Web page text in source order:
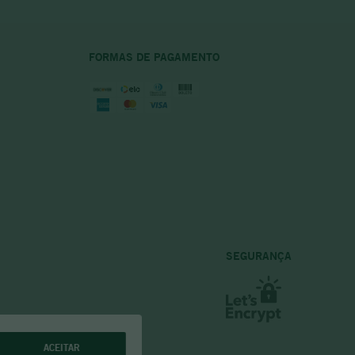
ACEITAR
FORMAS DE PAGAMENTO
SEGURANÇA